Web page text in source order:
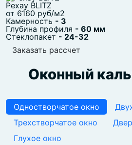
Рехау BLITZ
от 6160 руб/м2
Камерность - 3
Глубина профиля - 60 мм
Стеклопакет - 24-32
Заказать рассчет
Оконный
Одностворчатое окно
Трехстворчатое окно
Глухое окно